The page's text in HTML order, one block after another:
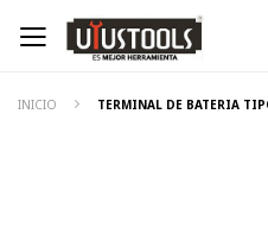
INICIO TERMINAL DE BATERIA